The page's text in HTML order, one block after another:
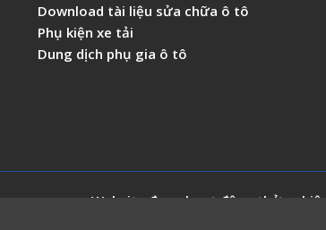
Download tài liệu sửa chữa ô tô
Phụ kiện xe tải
Dung dịch phụ gia ô tô
Website đang hoạt động thử nghiệm